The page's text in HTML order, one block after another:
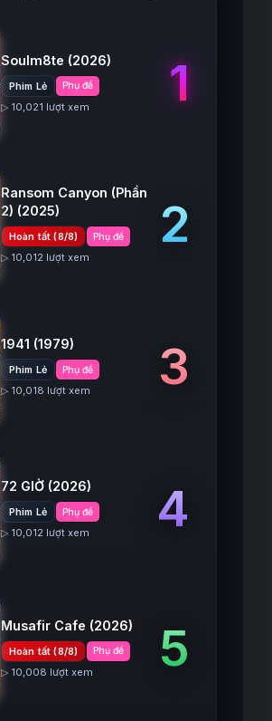
Soulm8te (2026)
Phim Lẻ Phụ đề
▷ 10,021 lượt xem 1
Ransom Canyon (Phần
2) (2025)
Hoàn tất (8/8) Phụ đề
▷ 10,012 lượt xem
2
1941 (1979)
Phim Lẻ Phụ đề
▷ 10,018 lượt xem 3
72 GIỜ (2026)
Phim Lẻ Phụ đề
▷ 10,012 lượt xem 4
Musafir Cafe (2026)
Hoàn tất (8/8) Phụ đề
▷ 10,008 lượt xem 5